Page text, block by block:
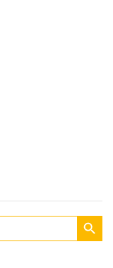
Search Button